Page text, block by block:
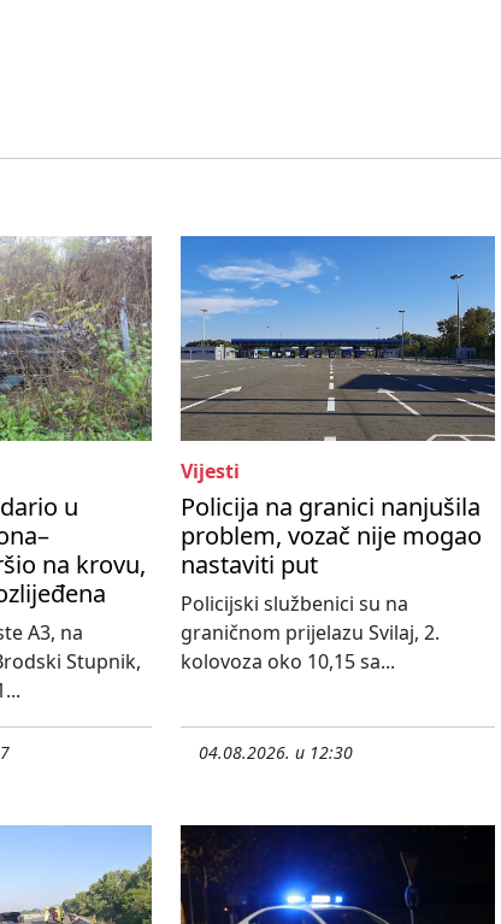
u
na krovu,
A3, na
Stupnik,
Vijesti
Policija na granici nanjušila
problem, vozač nije mogao
nastaviti put
Policijski službenici su na
graničnom prijelazu Svilaj, 2.
kolovoza oko 10,15 sa...
04.08.2026. u 12:30